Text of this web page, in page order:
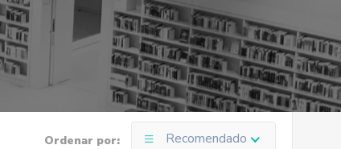
Ordenar por: Recomendado